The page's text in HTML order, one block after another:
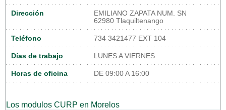
Dirección
EMILIANO ZAPATA NUM. SN
62980 Tlaquiltenango
Teléfono 734 3421477 EXT 104
Días de trabajo LUNES A VIERNES
Horas de oficina DE 09:00 A 16:00
Los modulos CURP en Morelos